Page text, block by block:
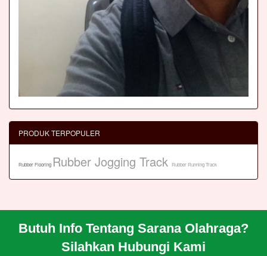
Butuh Info Tentang Sarana Olahraga?
Silahkan Hubungi Kami
PRODUK TERPOPULER
Rubber Flooring Rubber Jogging Track Rubber Running Track